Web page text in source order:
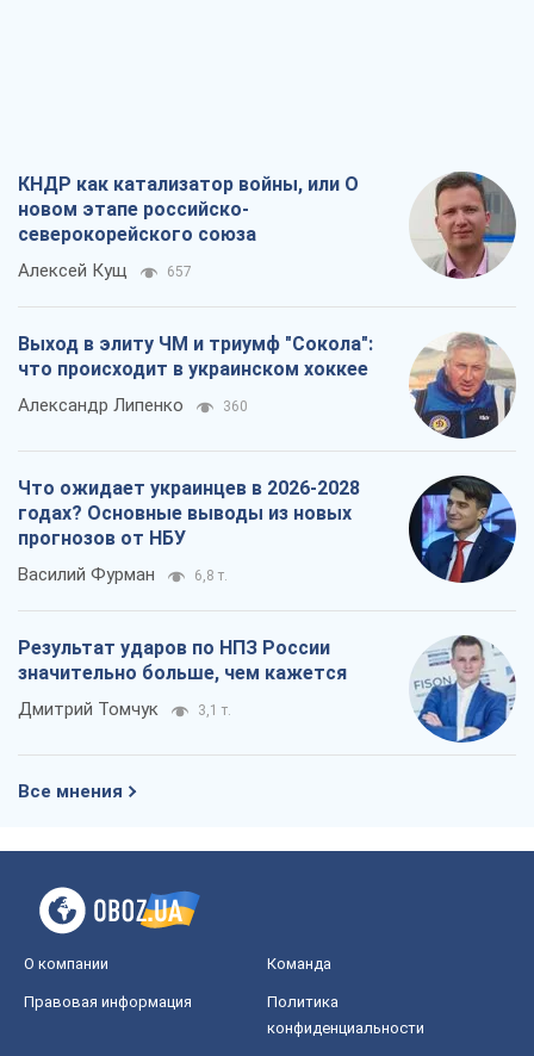
КНДР как катализатор войны, или О
новом этапе российско-
северокорейского союза
Алексей Кущ 657
Выход в элиту ЧМ и триумф "Сокола":
что происходит в украинском хоккее
Александр Липенко 360
Что ожидает украинцев в 2026-2028
годах? Основные выводы из новых
прогнозов от НБУ
Василий Фурман 6,8 т.
Результат ударов по НПЗ России
значительно больше, чем кажется
Дмитрий Томчук 3,1 т.
Все мнения
О компании Команда
Правовая информация
Политика
конфиденциальности